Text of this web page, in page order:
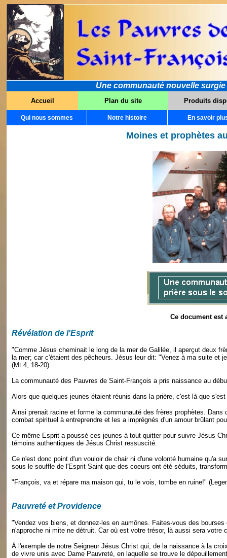
Une communauté nouvelle
Accueil Plan du site Produits
Qui nous sommes Notre histoire En savoir
Moines et prophètes
Ce document est
Révélation de l'Esprit
"Comme Jésus cheminait le long de la mer de Galilée, il aperçut deux
la mer; car c'étaient des pêcheurs. Jésus leur dit: "Venez à ma suite
(Mt 4, 18-20)
La communauté des Pauvres de Saint-François a pris naissance au
Alors que quelques jeunes étaient réunis dans la prière, c'est là que
Ainsi prenait racine et forme la communauté des frères prophètes.
combat spirituel à entreprendre et les a imprégnés d'un amour brûlant
Ce même Esprit a poussé ces jeunes à tout quitter pour suivre Jésus
témoins authentiques de Jésus Christ ressuscité.
Ce n'est donc point d'un vouloir de chair ni d'une volonté humaine qu'a
sous le souffle de l'Esprit Saint que des coeurs ont été séduits,
"François, va et répare ma maison qui, tu le vois, tombe en ruine!"
Pauvreté et Providence
"Vendez vos biens, et donnez-les en aumônes. Faites-vous des
n'approche ni mite ne détruit. Car où est votre trésor, là aussi sera votre
À l'exemple de notre Seigneur Jésus Christ qui, de la naissance à la
de vivre unis avec Dame Pauvreté, en laquelle se trouve le